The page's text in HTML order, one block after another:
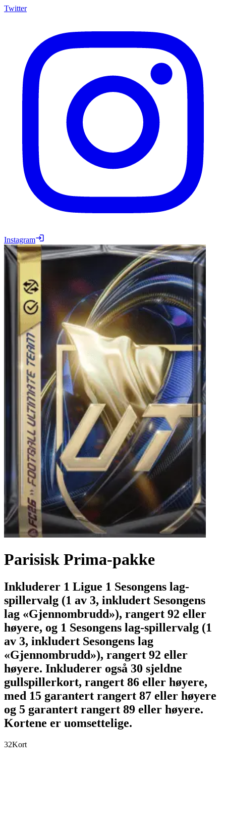
Twitter
Instagram
Parisisk Prima-pakke
Inkluderer 1 Ligue 1 Sesongens lag-
spillervalg (1 av 3, inkludert Sesongens
lag «Gjennombrudd»), rangert 92 eller
høyere, og 1 Sesongens lag-spillervalg (1
av 3, inkludert Sesongens lag
«Gjennombrudd»), rangert 92 eller
høyere. Inkluderer også 30 sjeldne
gullspillerkort, rangert 86 eller høyere,
med 15 garantert rangert 87 eller høyere
og 5 garantert rangert 89 eller høyere.
Kortene er uomsettelige.
32Kort